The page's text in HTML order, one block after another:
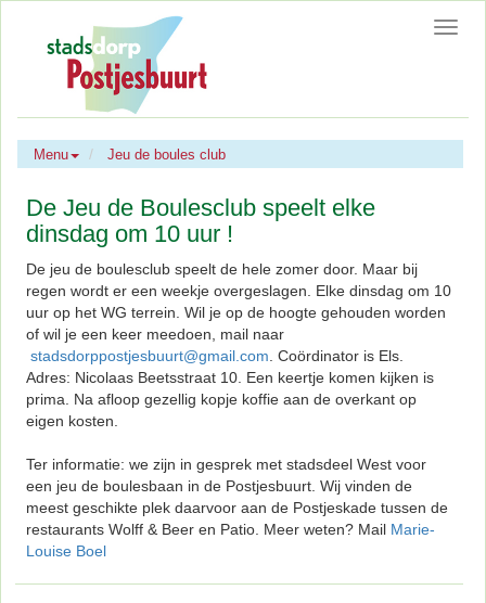
Menu Jeu de boules club
De Jeu de Boulesclub speelt elke
dinsdag om 10 uur !
De jeu de boulesclub speelt de hele zomer door. Maar bij
regen wordt er een weekje overgeslagen. Elke dinsdag om 10
uur op het WG terrein. Wil je op de hoogte gehouden worden
of wil je een keer meedoen, mail naar
stadsdorppostjesbuurt@gmail.com . Coördinator is Els.
Adres: Nicolaas Beetsstraat 10. Een keertje komen kijken is
prima. Na afloop gezellig kopje koffie aan de overkant op
eigen kosten.
Ter informatie: we zijn in gesprek met stadsdeel West voor
een jeu de boulesbaan in de Postjesbuurt. Wij vinden de
meest geschikte plek daarvoor aan de Postjeskade tussen de
restaurants Wolff & Beer en Patio. Meer weten? Mail Marie-
Louise Boel